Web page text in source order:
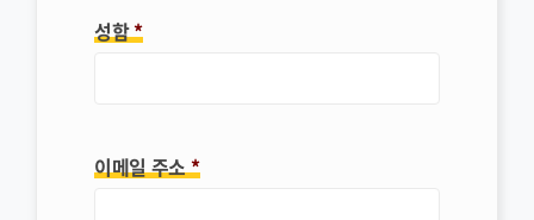
성함*
이메일 주소*